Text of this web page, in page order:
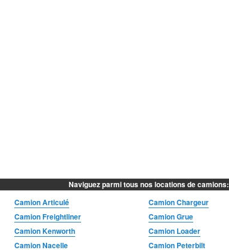
Naviguez parmi tous nos locations de camions:
Camion Articulé Camion Chargeur
Camion Freightliner Camion Grue
Camion Kenworth Camion Loader
Camion Nacelle Camion Peterbilt